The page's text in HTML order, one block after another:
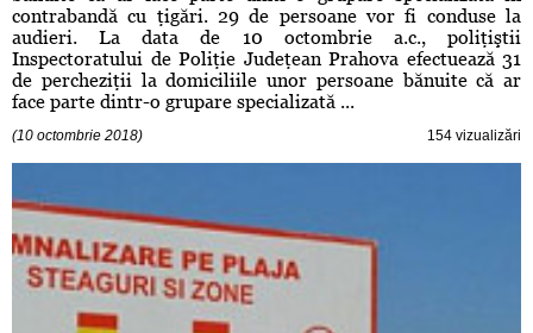
contrabandă cu ţigări. 29 de persoane vor fi conduse la
audieri. La data de 10 octombrie a.c., poliţiştii
Inspectoratului de Poliţie Judeţean Prahova efectuează 31
de percheziţii la domiciliile unor persoane bănuite că ar
face parte dintr-o grupare specializată ...
(10 octombrie 2018) 154 vizualizări